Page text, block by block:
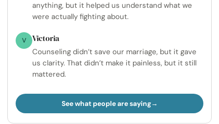
anything, but it helped us understand what we
were actually fighting about.
V Victoria
Counseling didn’t save our marriage, but it gave
us clarity. That didn’t make it painless, but it still
mattered.
See what people are saying